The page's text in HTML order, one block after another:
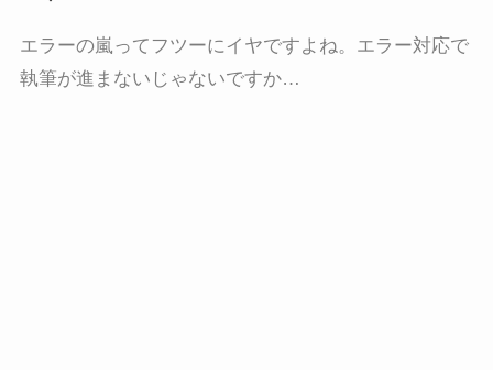
エラーの嵐ってフツーにイヤですよね。エラー対応で
執筆が進まないじゃないですか…